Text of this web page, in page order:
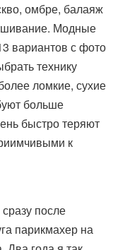
омбре, балаяж
Модные
вариантов с фото
технику
ломкие, сухие
больше
быстро теряют
к
после
парикмахер на